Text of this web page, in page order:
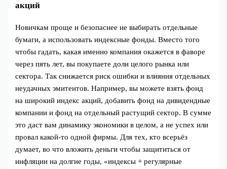
акций
Новичкам проще и безопаснее не выбирать отдельные
бумаги, а использовать индексные фонды. Вместо того
чтобы гадать, какая именно компания окажется в фаворе
через пять лет, вы покупаете доли целого рынка или
сектора. Так снижается риск ошибки и влияния отдельных
неудачных эмитентов. Например, вы можете взять фонд
на широкий индекс акций, добавить фонд на дивидендные
компании и фонд на отдельный растущий сектор. В сумме
это даст вам динамику экономики в целом, а не успех или
провал какой‑то одной фирмы. Для тех, кто всерьёз
думает, во что вложить деньги чтобы защититься от
инфляции на долгие годы, «индексы + регулярные